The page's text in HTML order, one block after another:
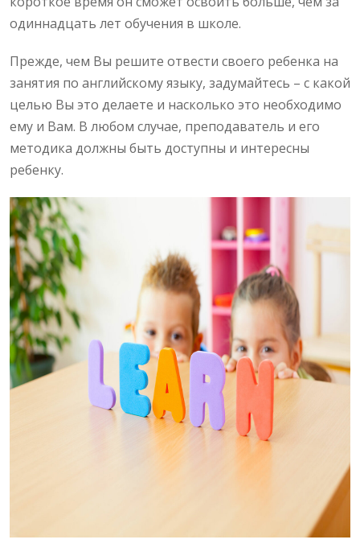
одиннадцать лет обучения в школе.
Прежде, чем Вы решите отвести своего ребенка на
занятия по английскому языку, задумайтесь – с какой
целью Вы это делаете и насколько это необходимо
ему и Вам. В любом случае, преподаватель и его
методика должны быть доступны и интересны
ребенку.